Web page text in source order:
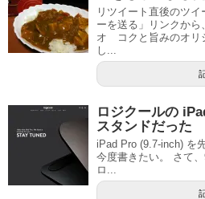
リツイート直後のツ
ーを送る」リンクか
オ コクと旨みのオリ
し...
ロジクールの
スタンドだった
iPad Pro (9.7-inch) を
今度書きたい。 さて
ロ...